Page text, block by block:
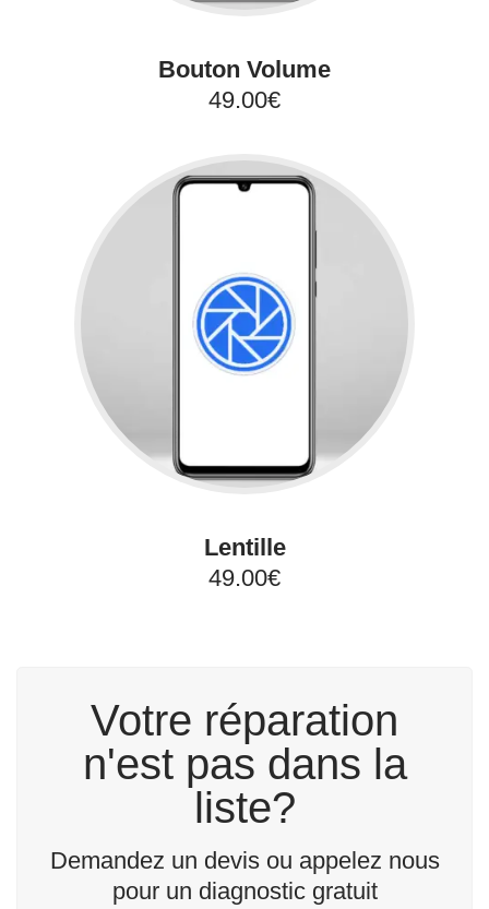
Bouton Volume
49.00€
Lentille
49.00€
Votre réparation
n'est pas dans la
liste?
Demandez un devis ou appelez nous
pour un diagnostic gratuit